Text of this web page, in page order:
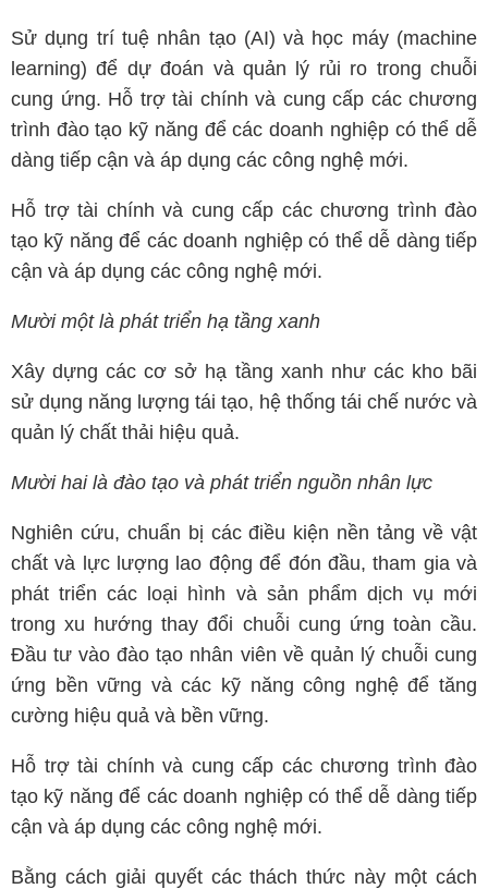
Sử dụng trí tuệ nhân tạo (AI) và học máy (machine
learning) để dự đoán và quản lý rủi ro trong chuỗi
cung ứng. Hỗ trợ tài chính và cung cấp các chương
trình đào tạo kỹ năng để các doanh nghiệp có thể dễ
dàng tiếp cận và áp dụng các công nghệ mới.
Hỗ trợ tài chính và cung cấp các chương trình đào
tạo kỹ năng để các doanh nghiệp có thể dễ dàng tiếp
cận và áp dụng các công nghệ mới.
Mười một là phát triển hạ tầng xanh
Xây dựng các cơ sở hạ tầng xanh như các kho bãi
sử dụng năng lượng tái tạo, hệ thống tái chế nước và
quản lý chất thải hiệu quả.
Mười hai là đào tạo và phát triển nguồn nhân lực
Nghiên cứu, chuẩn bị các điều kiện nền tảng về vật
chất và lực lượng lao động để đón đầu, tham gia và
phát triển các loại hình và sản phẩm dịch vụ mới
trong xu hướng thay đổi chuỗi cung ứng toàn cầu.
Đầu tư vào đào tạo nhân viên về quản lý chuỗi cung
ứng bền vững và các kỹ năng công nghệ để tăng
cường hiệu quả và bền vững.
Hỗ trợ tài chính và cung cấp các chương trình đào
tạo kỹ năng để các doanh nghiệp có thể dễ dàng tiếp
cận và áp dụng các công nghệ mới.
Bằng cách giải quyết các thách thức này một cách